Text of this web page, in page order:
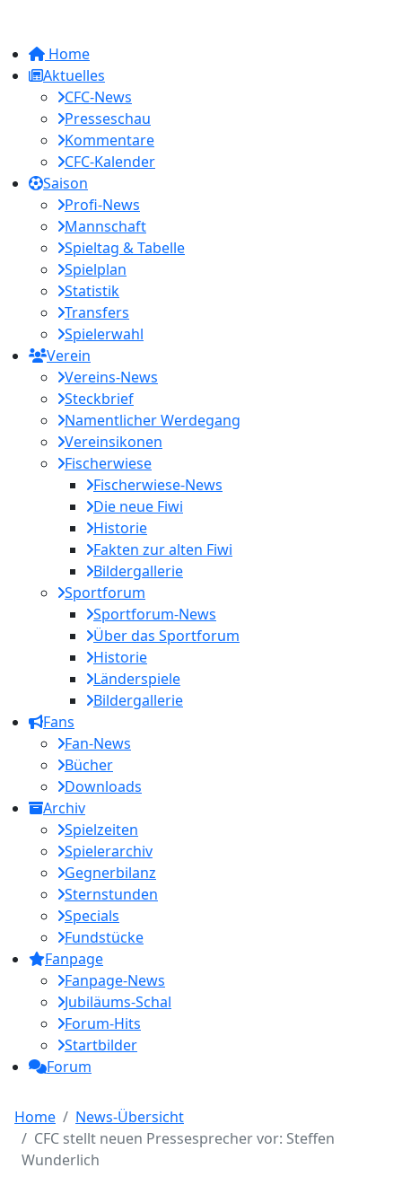
Home
Aktuelles
CFC-News
Presseschau
Kommentare
CFC-Kalender
Saison
Profi-News
Mannschaft
Spieltag & Tabelle
Spielplan
Statistik
Transfers
Spielerwahl
Verein
Vereins-News
Steckbrief
Namentlicher Werdegang
Vereinsikonen
Fischerwiese
Fischerwiese-News
Die neue Fiwi
Historie
Fakten zur alten Fiwi
Bildergallerie
Sportforum
Sportforum-News
Über das Sportforum
Historie
Länderspiele
Bildergallerie
Fans
Fan-News
Bücher
Downloads
Archiv
Spielzeiten
Spielerarchiv
Gegnerbilanz
Sternstunden
Specials
Fundstücke
Fanpage
Fanpage-News
Jubiläums-Schal
Forum-Hits
Startbilder
Forum
Home
News-Übersicht
CFC stellt neuen Pressesprecher vor: Steffen
Wunderlich